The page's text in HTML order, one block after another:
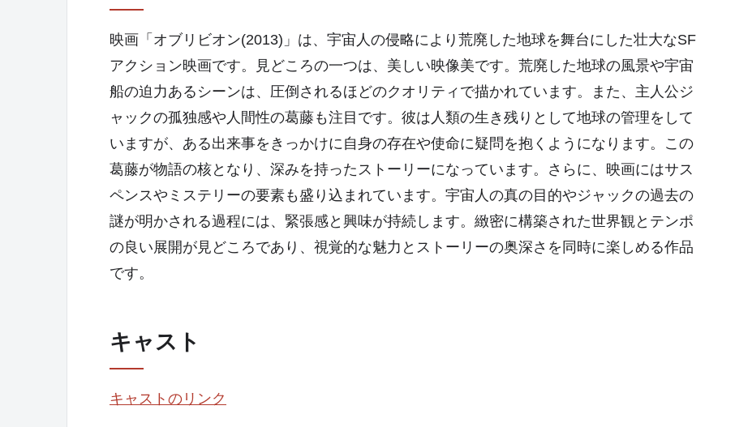
映画「オブリビオン(2013)」は、宇宙人の侵略により荒廃した地球を舞台にした壮大なSF
アクション映画です。見どころの一つは、美しい映像美です。荒廃した地球の風景や宇宙
船の迫力あるシーンは、圧倒されるほどのクオリティで描かれています。また、主人公ジ
ャックの孤独感や人間性の葛藤も注目です。彼は人類の生き残りとして地球の管理をして
いますが、ある出来事をきっかけに自身の存在や使命に疑問を抱くようになります。この
葛藤が物語の核となり、深みを持ったストーリーになっています。さらに、映画にはサス
ペンスやミステリーの要素も盛り込まれています。宇宙人の真の目的やジャックの過去の
謎が明かされる過程には、緊張感と興味が持続します。緻密に構築された世界観とテンポ
の良い展開が見どころであり、視覚的な魅力とストーリーの奥深さを同時に楽しめる作品
です。
キャスト
キャストのリンク